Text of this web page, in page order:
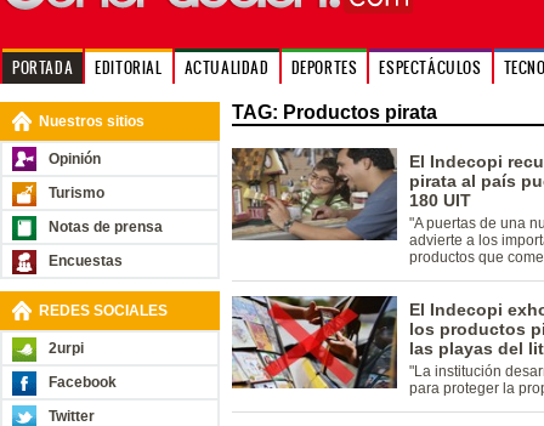
PORTADA EDITORIAL ACTUALIDAD DEPORTES ESPECTÁCULOS
Nuestros sitios
Opinión
Turismo
Notas de prensa
Encuestas
REDES SOCIALES
2urpi
Facebook
Twitter
TAG: Productos pirata
El Indecopi
pirata al país
180 UIT
"A puertas de una
advierte a los
productos que
El Indecopi
los productos
las playas del
"La institución
para proteger la